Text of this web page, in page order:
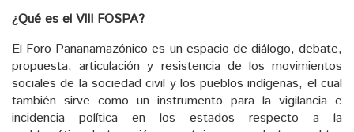
¿Qué es el VIII FOSPA?
El Foro Pananamazónico es un espacio de diálogo, debate,
propuesta, articulación y resistencia de los movimientos
sociales de la sociedad civil y los pueblos indígenas, el cual
también sirve como un instrumento para la vigilancia e
incidencia política en los estados respecto a la